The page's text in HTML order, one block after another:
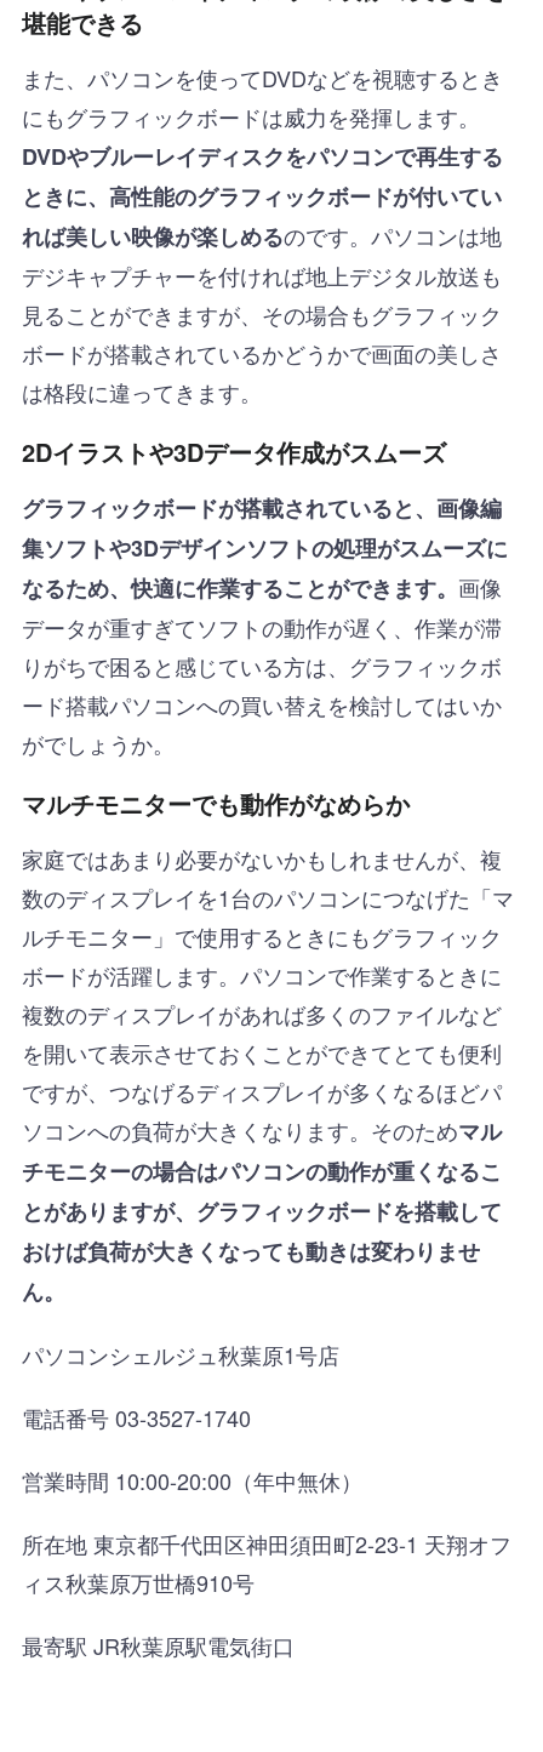
堪能できる
また、パソコンを使ってDVDなどを視聴するとき
にもグラフィックボードは威力を発揮します。
DVDやブルーレイディスクをパソコンで再生する
ときに、高性能のグラフィックボードが付いてい
れば美しい映像が楽しめるのです。パソコンは地
デジキャプチャーを付ければ地上デジタル放送も
見ることができますが、その場合もグラフィック
ボードが搭載されているかどうかで画面の美しさ
は格段に違ってきます。
2Dイラストや3Dデータ作成がスムーズ
グラフィックボードが搭載されていると、画像編
集ソフトや3Dデザインソフトの処理がスムーズに
なるため、快適に作業することができます。 画像
データが重すぎてソフトの動作が遅く、作業が滞
りがちで困ると感じている方は、グラフィックボ
ード搭載パソコンへの買い替えを検討してはいか
がでしょうか。
マルチモニターでも動作がなめらか
家庭ではあまり必要がないかもしれませんが、複
数のディスプレイを1台のパソコンにつなげた「マ
ルチモニター」で使用するときにもグラフィック
ボードが活躍します。パソコンで作業するときに
複数のディスプレイがあれば多くのファイルなど
を開いて表示させておくことができてとても便利
ですが、つなげるディスプレイが多くなるほどパ
ソコンへの負荷が大きくなります。そのためマル
チモニターの場合はパソコンの動作が重くなるこ
とがありますが、グラフィックボードを搭載して
おけば負荷が大きくなっても動きは変わりませ
ん。
パソコンシェルジュ秋葉原1号店
電話番号 03-3527-1740
営業時間 10:00-20:00（年中無休）
所在地 東京都千代田区神田須田町2-23-1 天翔オフ
ィス秋葉原万世橋910号
最寄駅 JR秋葉原駅電気街口